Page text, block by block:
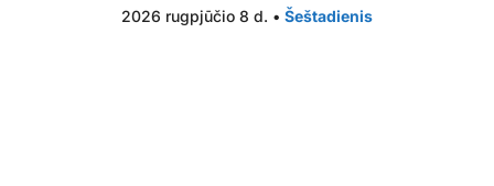
2026 rugpjūčio 8 d. • Šeštadienis